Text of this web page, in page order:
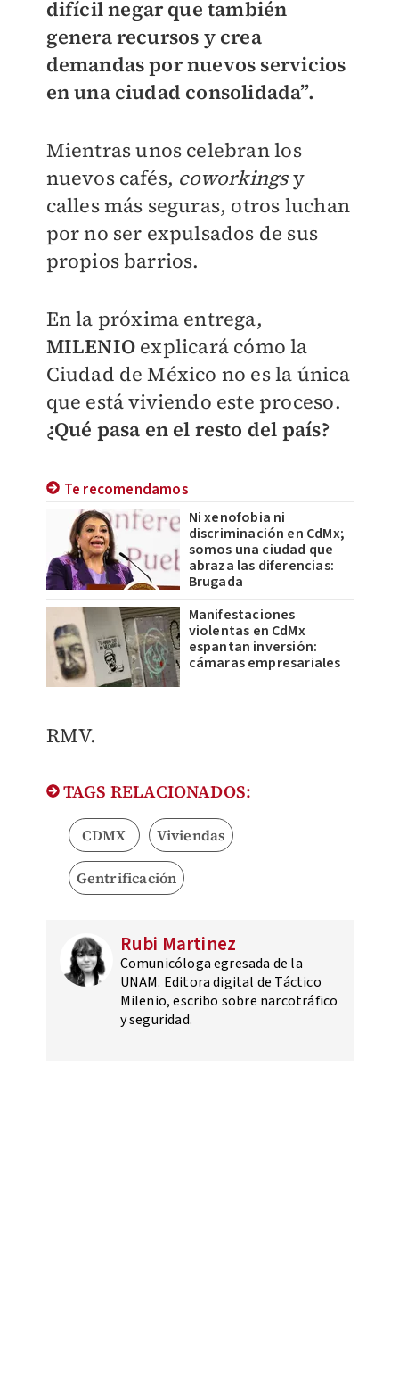
difícil negar que también
genera recursos y crea
demandas por nuevos servicios
en una ciudad consolidada”.
Mientras unos celebran los
nuevos cafés, coworkingsy
calles más seguras, otros luchan
por no ser expulsados de sus
propios barrios.
En la próxima entrega,
MILENIOexplicará cómo la
Ciudad de México no es la única
que está viviendo este proceso.
¿Qué pasa en el resto del país?
Te recomendamos
Ni xenofobia ni
discriminación en CdMx;
somos una ciudad que
abraza las diferencias:
Brugada
Manifestaciones
violentas en CdMx
espantan inversión:
cámaras empresariales
RMV.
TAGS RELACIONADOS:
CDMX Viviendas
Gentrificación
Rubi Martinez
Comunicóloga egresada de la
UNAM. Editora digital de Táctico
Milenio, escribo sobre narcotráfico
y seguridad.